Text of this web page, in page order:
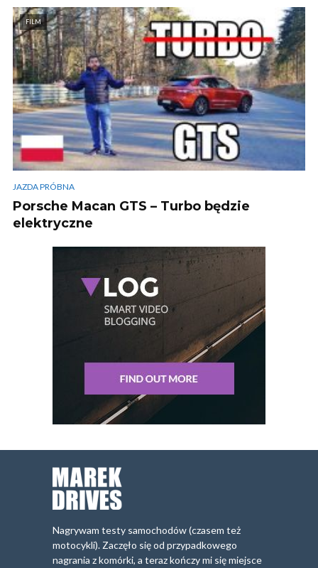
FILM
JAZDA PRÓBNA
Porsche Macan GTS – Turbo będzie
elektryczne
Nagrywam testy samochodów (czasem też
motocykli). Zaczęło się od przypadkowego
nagrania z komórki, a teraz kończy mi się miejsce